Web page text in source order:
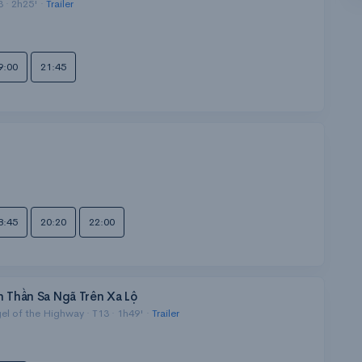
2h25' · Trailer
21:45
20:20 22:00
Sa Ngã Trên Xa Lộ
of the Highway · T13 · 1h49' · Trailer